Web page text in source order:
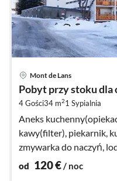
Mont de Lans
Pobyt przy stoku dla
4 Gości34 m21 Sypialnia
Aneks
kawy(filter), piekarnik,
zmywarka do naczyń,
grzejne)
od 120€/ noc